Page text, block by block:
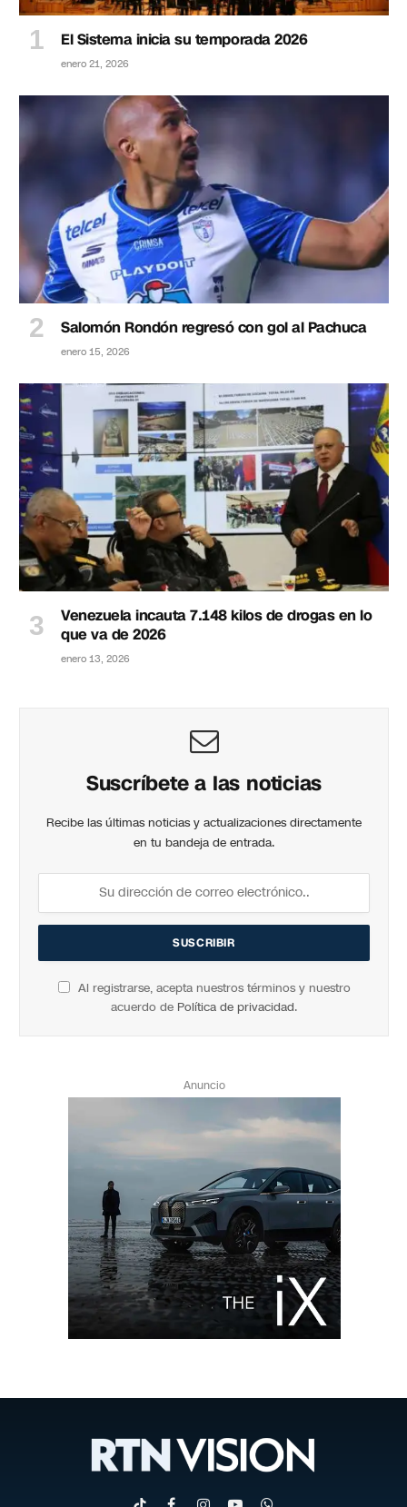
El Sistema inicia su temporada 2026
enero 21, 2026
Salomón Rondón regresó con gol al Pachuca
enero 15, 2026
Venezuela incauta 7.148 kilos de drogas en lo
que va de 2026
enero 13, 2026
Suscríbete a las noticias
Recibe las últimas noticias y actualizaciones directamente
en tu bandeja de entrada.
Al registrarse, acepta nuestros términos y nuestro
acuerdo de Política de privacidad.
Anuncio